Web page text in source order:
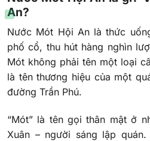
An?
Nước Mót Hội An là thức
phố cổ, thu hút hàng nghìn
Mót không phải tên một loại
là tên thương hiệu của một
đường Trần Phú.
“Mót” là tên gọi thân mật ở
Xuân – người sáng lập